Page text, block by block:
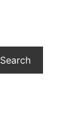
Search